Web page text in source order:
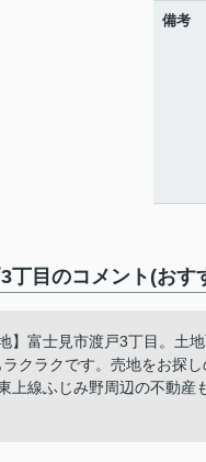
備考
丁目のコメント(おす
】富士見市渡戸3丁目。土
クラクです。売地をお探
上線ふじみ野周辺の不動